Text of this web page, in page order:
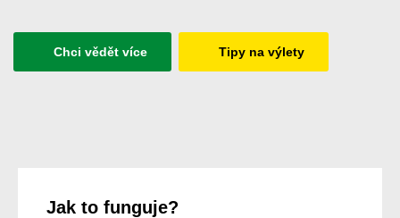
Chci vědět více Tipy na výlety
Jak to funguje?